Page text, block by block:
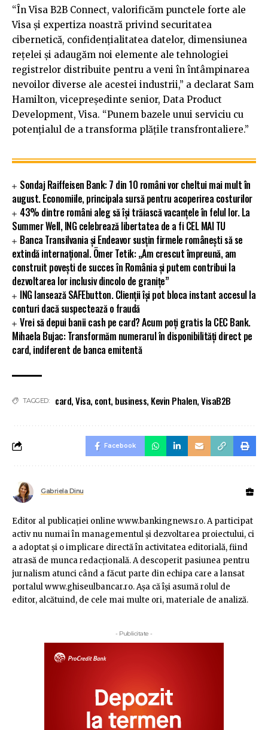
“În Visa B2B Connect, valorificăm punctele forte ale
Visa și expertiza noastră privind securitatea
cibernetică, confidențialitatea datelor, dimensiunea
rețelei și adaugăm noi elemente ale tehnologiei
registrelor distribuite pentru a veni în întâmpinarea
nevoilor diverse ale acestei industrii,” a declarat Sam
Hamilton, vicepreședinte senior, Data Product
Development, Visa. “Punem bazele unui serviciu cu
potențialul de a transforma plățile transfrontaliere.”
Sondaj Raiffeisen Bank: 7 din 10 români vor cheltui mai mult în
august. Economiile, principala sursă pentru acoperirea costurilor
43% dintre români aleg să își trăiască vacanțele în felul lor. La
Summer Well, ING celebrează libertatea de a fi CEL MAI TU
Banca Transilvania și Endeavor susțin firmele românești să se
extindă internațional. Ömer Tetik: „Am crescut împreună, am
construit povești de succes în România și putem contribui la
dezvoltarea lor inclusiv dincolo de granițe”
ING lansează SAFEbutton. Clienții își pot bloca instant accesul la
conturi dacă suspectează o fraudă
Vrei să depui banii cash pe card? Acum poți gratis la CEC Bank.
Mihaela Bujac: Transformăm numerarul în disponibilități direct pe
card, indiferent de banca emitentă
TAGGED: card,Visa, cont, business, Kevin Phalen,VisaB2B
Facebook
Gabriela Dinu
Editor al publicaţiei online www.bankingnews.ro. A participat
activ nu numai în managementul şi dezvoltarea proiectului, ci
a adoptat şi o implicare directă în activitatea editorială, fiind
atrasă de munca redacţională. A descoperit pasiunea pentru
jurnalism atunci când a făcut parte din echipa care a lansat
portalul www.ghiseulbancar.ro. Așa că îşi asumă rolul de
editor, alcătuind, de cele mai multe ori, materiale de analiză.
- Publicitate -